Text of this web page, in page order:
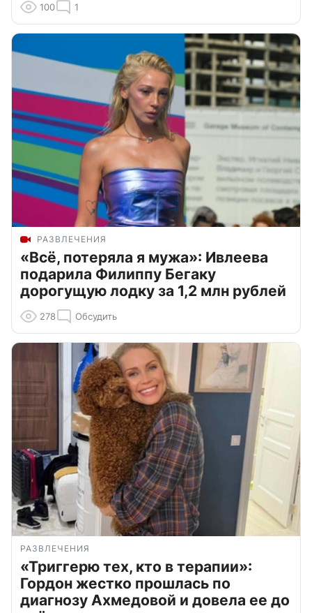
100 1
РАЗВЛЕЧЕНИЯ
«Всё, потеряла я мужа»: Ивлеева
подарила Филиппу Бегаку
дорогущую лодку за 1,2 млн рублей
278 Обсудить
РАЗВЛЕЧЕНИЯ
«Триггерю тех, кто в терапии»:
Гордон жестко прошлась по
диагнозу Ахмедовой и довела ее до